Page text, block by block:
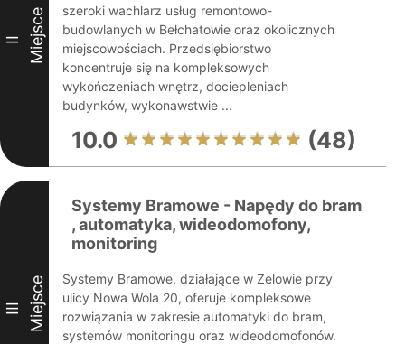
II Miejsce
szeroki wachlarz usług remontowo-
budowlanych w Bełchatowie oraz okolicznych
miejscowościach. Przedsiębiorstwo
koncentruje się na kompleksowych
wykończeniach wnętrz, dociepleniach
budynków, wykonawstwie ...
10.0 (48)
III Miejsce
Systemy Bramowe - Napędy do bram
, automatyka, wideodomofony,
monitoring
Systemy Bramowe, działające w Zelowie przy
ulicy Nowa Wola 20, oferuje kompleksowe
rozwiązania w zakresie automatyki do bram,
systemów monitoringu oraz wideodomofonów.